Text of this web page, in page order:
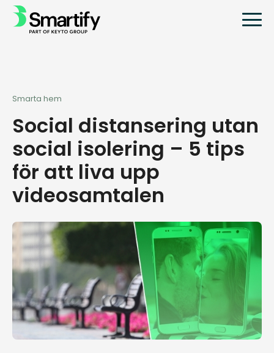
Smarta hem
Social distansering utan
social isolering – 5 tips
för att liva upp
videosamtalen